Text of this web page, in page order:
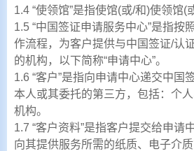
1.4 “使领馆”是指使馆(或/和)使领馆(
1.5 “中国签证申请服务中心”是指按
作流程，为客户提供与中国签证/认
的机构，以下简称“申请中心”。
1.6 “客户”是指向申请中心递交中国
本人或其委托的第三方，包括：个
机构。
1.7 “客户资料”是指客户提交给申请
向其提供服务所需的纸质、电子介质